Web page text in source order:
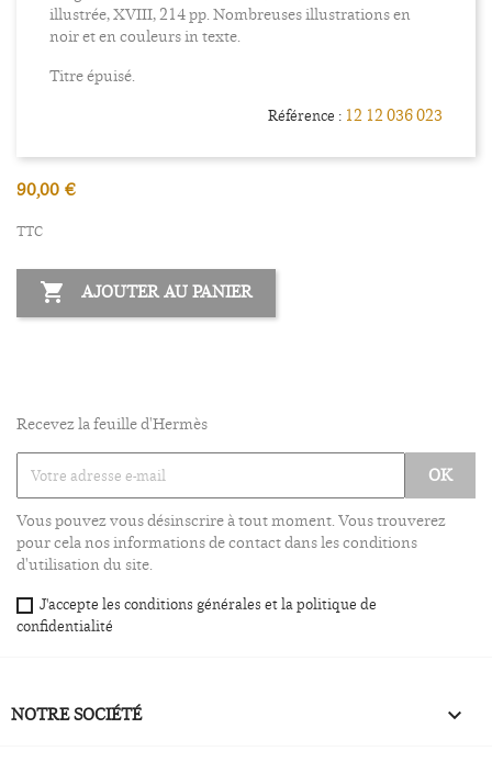
illustrée, XVIII, 214 pp. Nombreuses illustrations en
noir et en couleurs in texte.
Titre épuisé.
Référence : 12 12 036 023
90,00 €
TTC
 AJOUTER AU PANIER
Recevez la feuille d'Hermès
Vous pouvez vous désinscrire à tout moment. Vous trouverez
pour cela nos informations de contact dans les conditions
d'utilisation du site.
J'accepte les conditions générales et la politique de
confidentialité
NOTRE SOCIÉTÉ 